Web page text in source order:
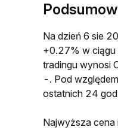
Na dzień 6 sie
+0.27% w
tradingu wynosi
-. Pod
ostatnich 24
Najwyższa cena